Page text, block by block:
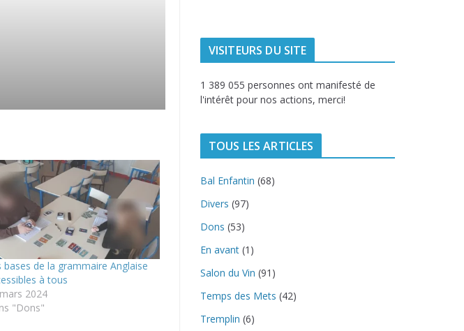
bases de la grammaire Anglaise
à tous
2024
"Dons"
VISITEURS DU SITE
1 389 055 personnes ont manifesté de
l'intérêt pour nos actions, merci!
TOUS LES ARTICLES
Bal Enfantin (68)
Divers (97)
Dons (53)
En avant(1)
Salon du Vin (91)
Temps des Mets (42)
Tremplin (6)